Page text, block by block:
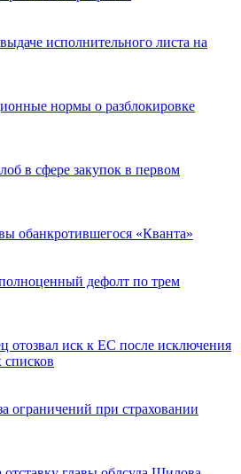
исполнительного листа на
нормы о разблокировке
в сфере закупок в первом
обанкротившегося «Кванта»
дефолт по трем
отозвал иск к ЕС после исключения
списков
ограничений при страховании